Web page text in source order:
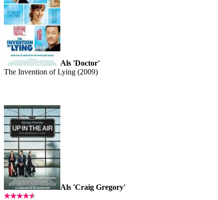
Als 'Doctor'
The Invention of Lying (2009)
Als 'Craig Gregory'